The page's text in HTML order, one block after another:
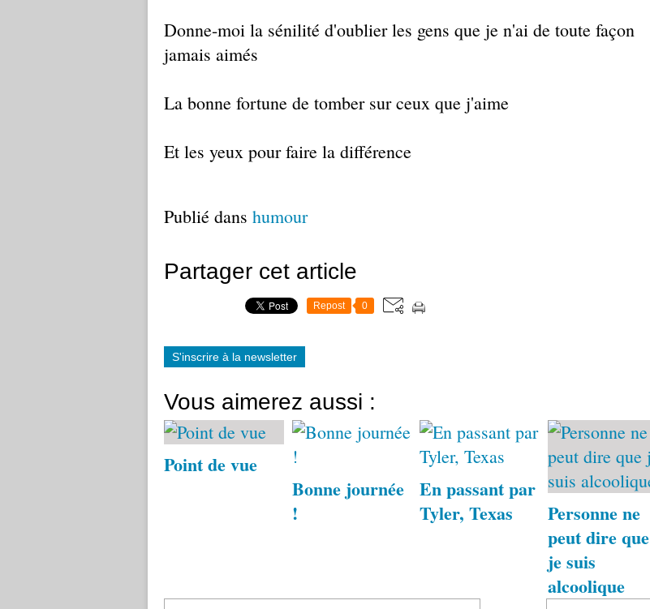
Donne-moi la sénilité d'oublier les gens que je n'ai de toute façon
jamais aimés
La bonne fortune de tomber sur ceux que j'aime
Et les yeux pour faire la différence
Publié dans humour
Partager cet article
Repost 0
S'inscrire à la newsletter
Vous aimerez aussi :
Point de vue
Bonne journée
!
En passant par
Tyler, Texas
Personne ne
peut dire que
je suis
alcoolique